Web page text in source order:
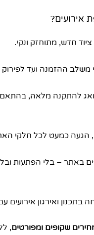
אירועים?
חדש, מתוחזק ונקי.
משלב ההזמנה ועד לפירוק
להתקנה מלאה,
הגעה כמעט לכל חלקי
באתר – בלי הפתעות
בתכנון ואירגון אירועים
שקופים ומפורטים,